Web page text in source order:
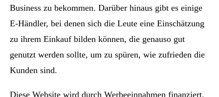
Business zu bekommen. Darüber hinaus gibt es einige
E-Händler, bei denen sich die Leute eine Einschätzung
zu ihrem Einkauf bilden können, die genauso gut
genutzt werden sollte, um zu spüren, wie zufrieden die
Kunden sind.
Diese Website wird durch Werbeeinnahmen finanziert.